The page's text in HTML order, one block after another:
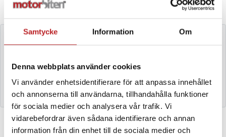
Samtycke Information Om
Denna webbplats använder cookies
Vi använder enhetsidentifierare för att anpassa innehållet
och annonserna till användarna, tillhandahålla funktioner
för sociala medier och analysera vår trafik. Vi
vidarebefordrar även sådana identifierare och annan
information från din enhet till de sociala medier och
VALD VARIANT
1022055 10060265-142,5
Mikuni lilla munstycke 142,5